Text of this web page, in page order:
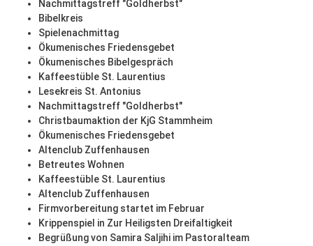
Nachmittagstreff "Goldherbst"
Bibelkreis
Spielenachmittag
Ökumenisches Friedensgebet
Ökumenisches Bibelgespräch
Kaffeestüble St. Laurentius
Lesekreis St. Antonius
Nachmittagstreff "Goldherbst"
Christbaumaktion der KjG Stammheim
Ökumenisches Friedensgebet
Altenclub Zuffenhausen
Betreutes Wohnen
Kaffeestüble St. Laurentius
Altenclub Zuffenhausen
Firmvorbereitung startet im Februar
Krippenspiel in Zur Heiligsten Dreifaltigkeit
Begrüßung von Samira Saljihi im Pastoralteam